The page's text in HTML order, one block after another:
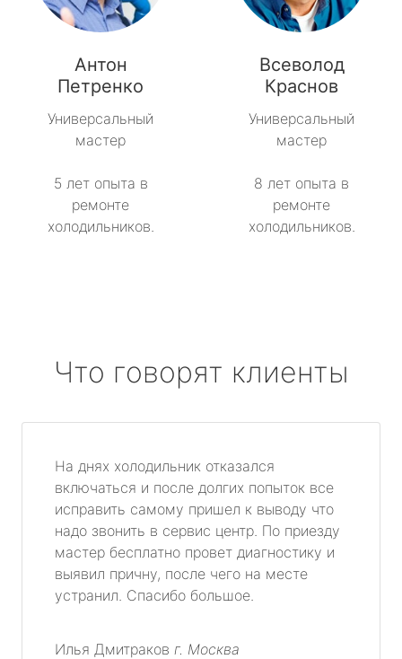
Антон
Петренко
Универсальный
мастер
5 лет опыта в
ремонте
холодильников.
Всеволод
Краснов
Универсальный
мастер
8 лет опыта в
ремонте
холодильников.
Что говорят клиенты
На днях холодильник отказался
включаться и после долгих попыток все
исправить самому пришел к выводу что
надо звонить в сервис центр. По приезду
мастер бесплатно провет диагностику и
выявил причну, после чего на месте
устранил. Спасибо большое.
Илья Дмитраков г. Москва